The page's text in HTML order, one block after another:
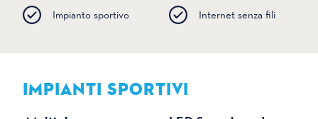
Impianto sportivo Internet senza fili
IMPIANTI SPORTIVI